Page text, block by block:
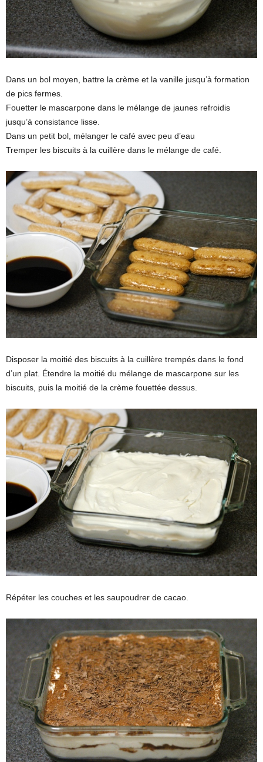
Dans un bol moyen, battre la crème et la vanille jusqu’à formation
de pics fermes.
Fouetter le mascarpone dans le mélange de jaunes refroidis
jusqu’à consistance lisse.
Dans un petit bol, mélanger le café avec peu d’eau
Tremper les biscuits à la cuillère dans le mélange de café.
Disposer la moitié des biscuits à la cuillère trempés dans le fond
d’un plat. Étendre la moitié du mélange de mascarpone sur les
biscuits, puis la moitié de la crème fouettée dessus.
Répéter les couches et les saupoudrer de cacao.